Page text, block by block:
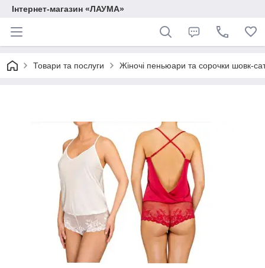
Інтернет-магазин «ЛАУМА»
Товари та послуги Жіночі пеньюари та сорочки шовк-